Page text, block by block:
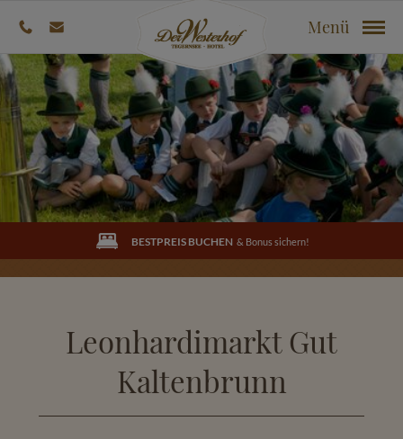
Menü
BESTPREIS BUCHEN & Bonus sichern!
Leonhardimarkt Gut
Kaltenbrunn